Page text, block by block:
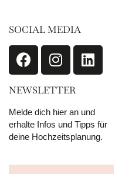
SOCIAL MEDIA
NEWSLETTER
Melde dich hier an und
erhalte Infos und Tipps für
deine Hochzeitsplanung.